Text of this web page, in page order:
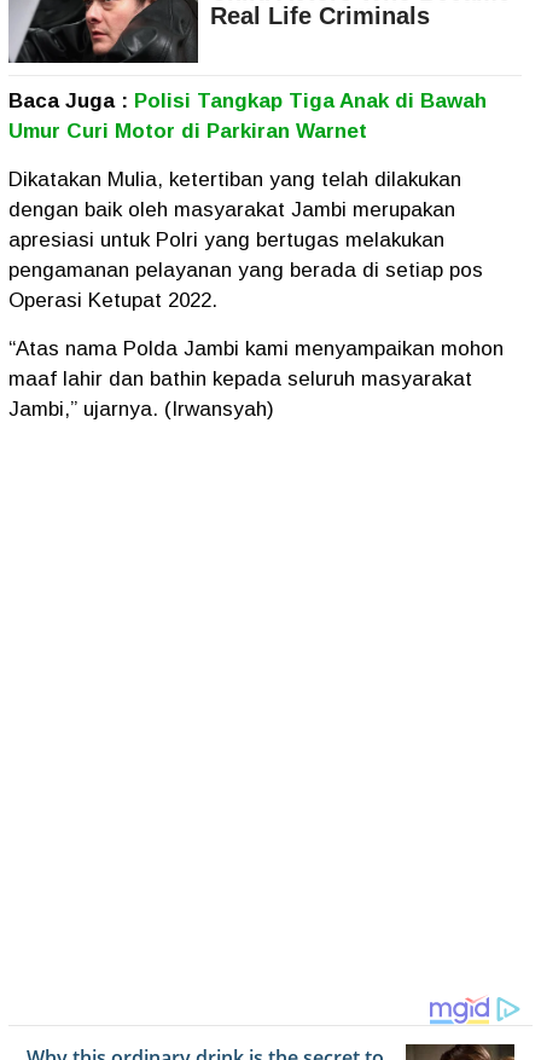
Baca Juga : Polisi Tangkap Tiga Anak di Bawah
Umur Curi Motor di Parkiran Warnet
Dikatakan Mulia, ketertiban yang telah dilakukan
dengan baik oleh masyarakat Jambi merupakan
apresiasi untuk Polri yang bertugas melakukan
pengamanan pelayanan yang berada di setiap pos
Operasi Ketupat 2022.
“Atas nama Polda Jambi kami menyampaikan mohon
maaf lahir dan bathin kepada seluruh masyarakat
Jambi,” ujarnya. (Irwansyah)